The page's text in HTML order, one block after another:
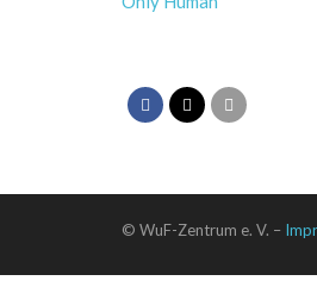
© WuF-Zentrum e. V. –